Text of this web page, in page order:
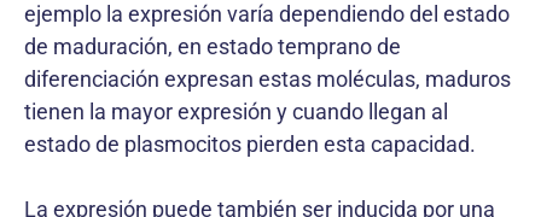
ejemplo la expresión varía dependiendo del estado
de maduración, en estado temprano de
diferenciación expresan estas moléculas, maduros
tienen la mayor expresión y cuando llegan al
estado de plasmocitos pierden esta capacidad.
La expresión puede también ser inducida por una